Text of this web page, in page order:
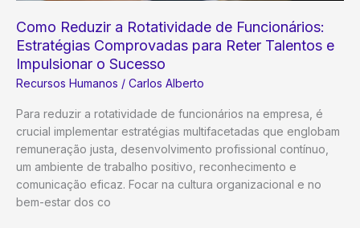
Como Reduzir a Rotatividade de Funcionários:
Estratégias Comprovadas para Reter Talentos e
Impulsionar o Sucesso
Recursos Humanos / Carlos Alberto
Para reduzir a rotatividade de funcionários na empresa, é
crucial implementar estratégias multifacetadas que englobam
remuneração justa, desenvolvimento profissional contínuo,
um ambiente de trabalho positivo, reconhecimento e
comunicação eficaz. Focar na cultura organizacional e no
bem-estar dos co